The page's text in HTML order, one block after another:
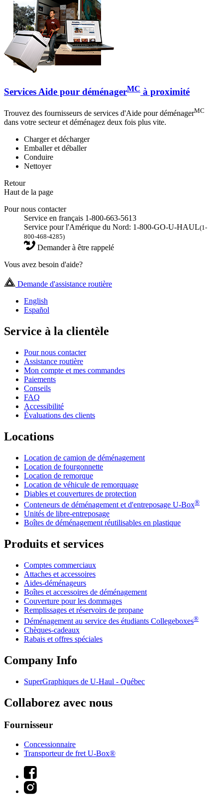
Services Aide pour déménagerMC à proximité
Trouvez des fournisseurs de services d'Aide pour déménagerMC
dans votre secteur et déménagez deux fois plus vite.
Charger et décharger
Emballer et déballer
Conduire
Nettoyer
Retour
Haut de la page
Pour nous contacter
Service en français 1-800-663-5613
Service pour l'Amérique du Nord: 1-800-GO-U-HAUL(1-
800-468-4285)
Demander à être rappelé
Vous avez besoin d'aide?
Demande d'assistance routière
English
Español
Service à la clientèle
Pour nous contacter
Assistance routière
Mon compte et mes commandes
Paiements
Conseils
FAQ
Accessibilité
Évaluations des clients
Locations
Location de camion de déménagement
Location de fourgonnette
Location de remorque
Location de véhicule de remorquage
Diables et couvertures de protection
Conteneurs de déménagement et d'entreposage U-Box®
Unités de libre-entreposage
Boîtes de déménagement réutilisables en plastique
Produits et services
Comptes commerciaux
Attaches et accessoires
Aides-déménageurs
Boîtes et accessoires de déménagement
Couverture pour les dommages
Remplissages et réservoirs de propane
Déménagement au service des étudiants Collegeboxes®
Chèques-cadeaux
Rabais et offres spéciales
Company Info
SuperGraphiques de U-Haul - Québec
Collaborez avec nous
Fournisseur
Concessionnaire
Transporteur de fret U-Box®